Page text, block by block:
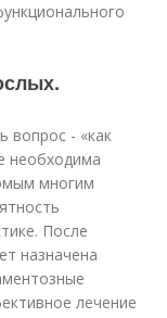
вопрос - «как
необходима
многим
После
назначена
лечение